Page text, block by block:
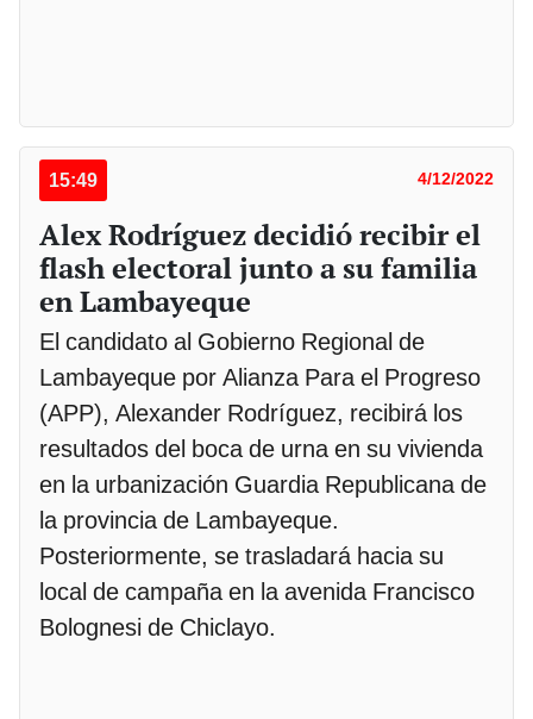
15:49 4/12/2022
Alex Rodríguez decidió recibir el
flash electoral junto a su familia
en Lambayeque
El candidato al Gobierno Regional de
Lambayeque por Alianza Para el Progreso
(APP), Alexander Rodríguez, recibirá los
resultados del boca de urna en su vivienda
en la urbanización Guardia Republicana de
la provincia de Lambayeque.
Posteriormente, se trasladará hacia su
local de campaña en la avenida Francisco
Bolognesi de Chiclayo.